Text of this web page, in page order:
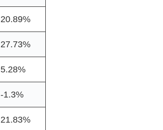
20.89%
27.73%
5.28%
-1.3%
21.83%